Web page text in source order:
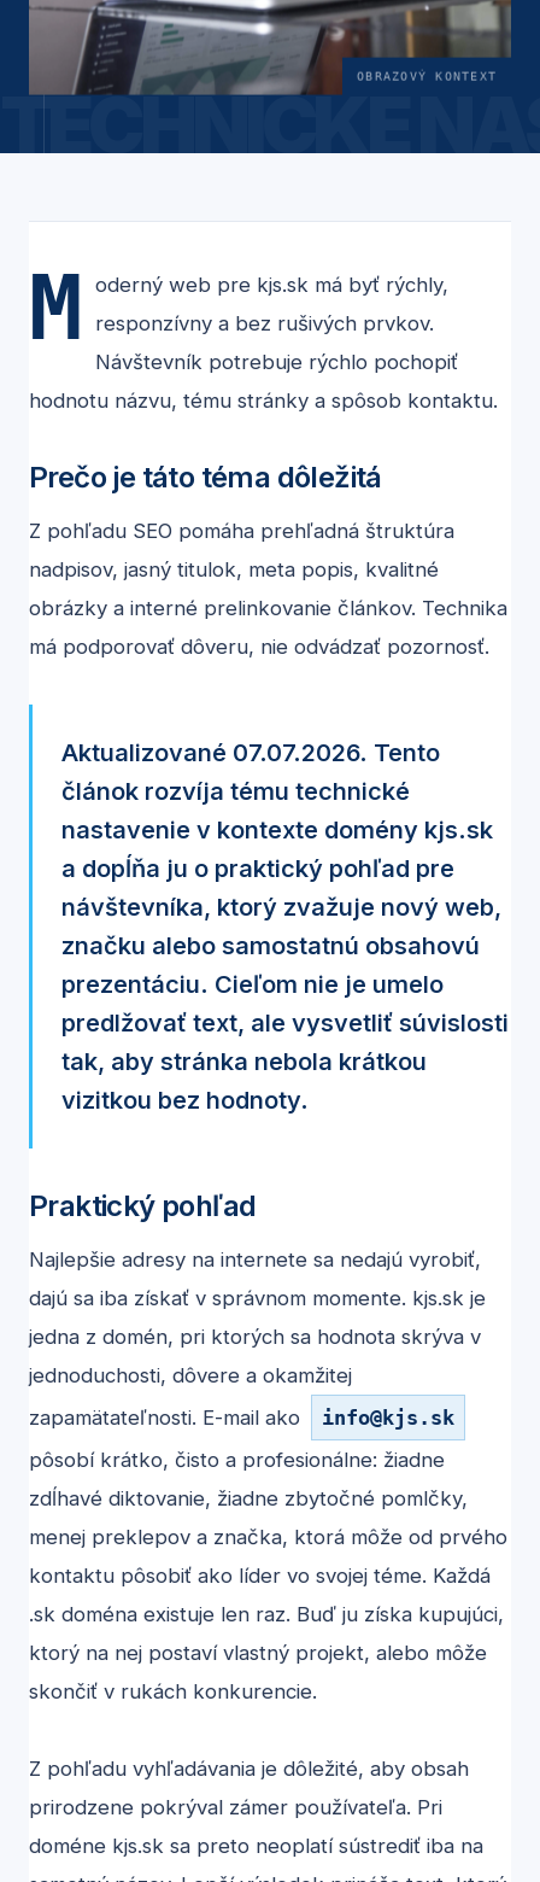
TECHNICKÉ
OBRAZOVÝ KONTEXT
M
oderný web pre kjs.sk má byť rýchly,
responzívny a bez rušivých prvkov.
Návštevník potrebuje rýchlo pochopiť
hodnotu názvu, tému stránky a spôsob kontaktu.
Prečo je táto téma dôležitá
Z pohľadu SEO pomáha prehľadná štruktúra
nadpisov, jasný titulok, meta popis, kvalitné
obrázky a interné prelinkovanie článkov. Technika
má podporovať dôveru, nie odvádzať pozornosť.
Aktualizované 07.07.2026. Tento
článok rozvíja tému technické
nastavenie v kontexte domény kjs.sk
a dopĺňa ju o praktický pohľad pre
návštevníka, ktorý zvažuje nový web,
značku alebo samostatnú obsahovú
prezentáciu. Cieľom nie je umelo
predlžovať text, ale vysvetliť súvislosti
tak, aby stránka nebola krátkou
vizitkou bez hodnoty.
Praktický pohľad
Najlepšie adresy na internete sa nedajú vyrobiť,
dajú sa iba získať v správnom momente. kjs.sk je
jedna z domén, pri ktorých sa hodnota skrýva v
jednoduchosti, dôvere a okamžitej
zapamätateľnosti. E-mail ako
info@kjs.sk
pôsobí krátko, čisto a profesionálne: žiadne
zdĺhavé diktovanie, žiadne zbytočné pomlčky,
menej preklepov a značka, ktorá môže od prvého
kontaktu pôsobiť ako líder vo svojej téme. Každá
.sk doména existuje len raz. Buď ju získa kupujúci,
ktorý na nej postaví vlastný projekt, alebo môže
skončiť v rukách konkurencie.
Z pohľadu vyhľadávania je dôležité, aby obsah
prirodzene pokrýval zámer používateľa. Pri
doméne kjs.sk sa preto neoplatí sústrediť iba na